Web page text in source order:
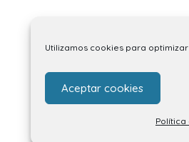
Utilizamos cookies para
Aceptar cookies